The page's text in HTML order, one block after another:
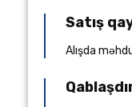
Satış
Alışda